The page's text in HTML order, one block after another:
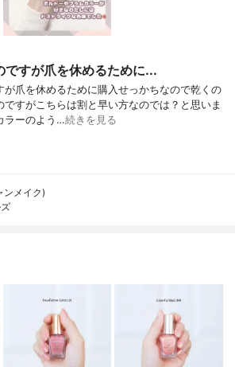
ですが爪を休めるために...
が爪を休めるために購入せっかちなので乾くの
すがこちらは割と早い方なのでは？と思いま
ラーのよう…続きを見る
ンメイク)